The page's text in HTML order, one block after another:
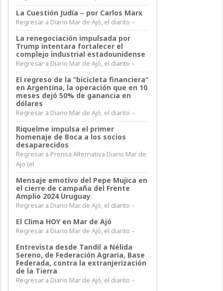
La Cuestión Judía – por Carlos Marx
Regresar a Diario Mar de Ajó, el diarito –
La renegociación impulsada por
Trump intentara fortalecer el
complejo industrial estadounidense
Regresar a Diario Mar de Ajó, el diarito –
El regreso de la “bicicleta financiera”
en Argentina, la operación que en 10
meses dejó 50% de ganancia en
dólares
Regresar a Diario Mar de Ajó, el diarito –
Riquelme impulsa el primer
homenaje de Boca a los socios
desaparecidos
Regresar a Prensa Alternativa Diario Mar de
Ajo (el
Mensaje emotivo del Pepe Mujica en
el cierre de campaña del Frente
Amplio 2024 Uruguay
Regresar a Diario Mar de Ajó, el diarito –
El Clima HOY en Mar de Ajó
Regresar a Diario Mar de Ajó, el diarito –
Entrevista desde Tandil a Nélida
Sereno, de Federación Agraria, Base
Federada, contra la extranjerización
de la Tierra
Regresar a Diario Mar de Ajó, el diarito –